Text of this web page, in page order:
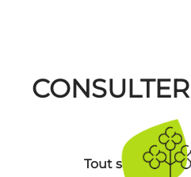
CONSULTER
Tout savoir sur :